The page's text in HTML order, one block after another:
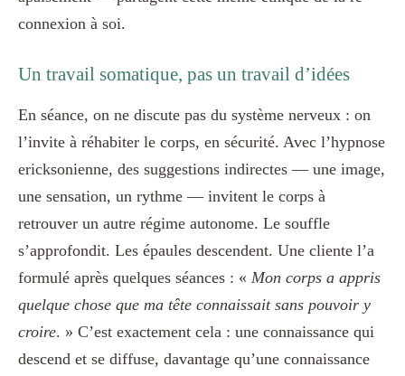
connexion à soi.
Un travail somatique, pas un travail d’idées
En séance, on ne discute pas du système nerveux : on
l’invite à réhabiter le corps, en sécurité. Avec l’hypnose
ericksonienne, des suggestions indirectes — une image,
une sensation, un rythme — invitent le corps à
retrouver un autre régime autonome. Le souffle
s’approfondit. Les épaules descendent. Une cliente l’a
formulé après quelques séances : « Mon corps a appris
quelque chose que ma tête connaissait sans pouvoir y
croire. » C’est exactement cela : une connaissance qui
descend et se diffuse, davantage qu’une connaissance